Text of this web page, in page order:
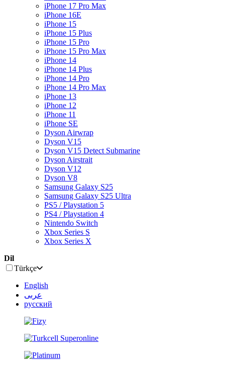
iPhone 17 Pro Max
iPhone 16E
iPhone 15
iPhone 15 Plus
iPhone 15 Pro
iPhone 15 Pro Max
iPhone 14
iPhone 14 Plus
iPhone 14 Pro
iPhone 14 Pro Max
iPhone 13
iPhone 12
iPhone 11
iPhone SE
Dyson Airwrap
Dyson V15
Dyson V15 Detect Submarine
Dyson Airstrait
Dyson V12
Dyson V8
Samsung Galaxy S25
Samsung Galaxy S25 Ultra
PS5 / Playstation 5
PS4 / Playstation 4
Nintendo Switch
Xbox Series S
Xbox Series X
Dil
Türkçe
English
عربى
русский